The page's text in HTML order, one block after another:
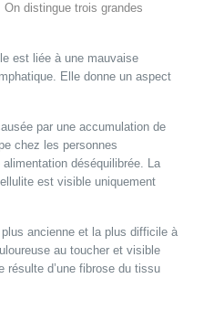
distingue trois grandes
est liée à une mauvaise
Elle donne un aspect
par une accumulation de
chez les personnes
déséquilibrée. La
est visible uniquement
ancienne et la plus difficile à
au toucher et visible
résulte d’une fibrose du tissu